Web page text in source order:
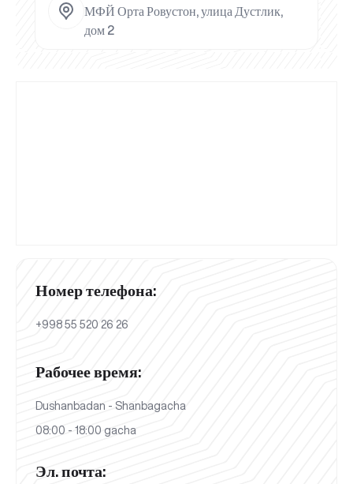
МФЙ Орта Ровустон, улица Дустлик,
дом 2
Номер телефона:
+998 55 520 26 26
Рабочее время:
Dushanbadan - Shanbagacha
08:00 - 18:00 gacha
Эл. почта: